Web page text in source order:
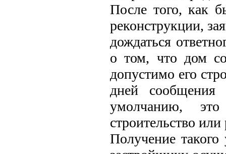
После того, как
реконструкции,
дождаться
о том, что дом
допустимо его
дней
умолчанию,
строительство
Получение